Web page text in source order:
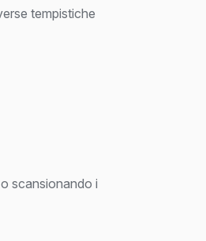
tempistiche
scansionando i